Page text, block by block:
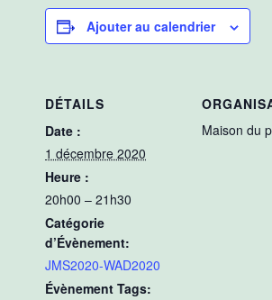
Ajouter au calendrier
DÉTAILS
Date :
1 décembre 2020
Heure :
20h00 – 21h30
Catégorie
d’Évènement:
JMS2020-WAD2020
Évènement Tags:
Maison du